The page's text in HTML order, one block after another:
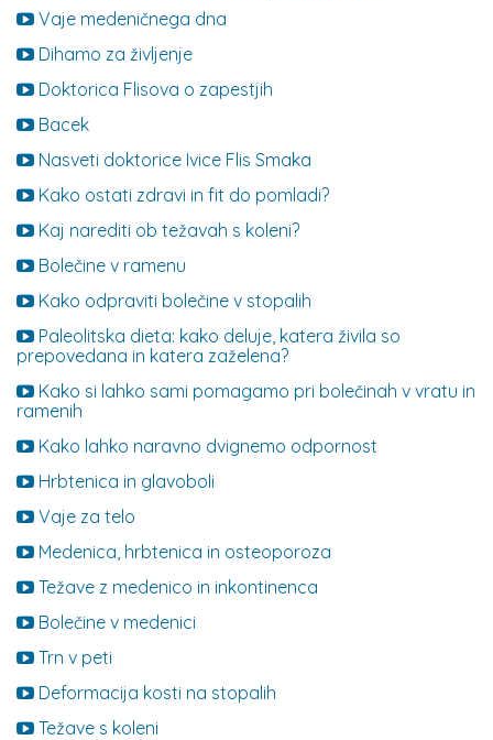
Vaje medeničnega dna
Dihamo za življenje
Doktorica Flisova o zapestjih
Bacek
Nasveti doktorice Ivice Flis Smaka
Kako ostati zdravi in fit do pomladi?
Kaj narediti ob težavah s koleni?
Bolečine v ramenu
Kako odpraviti bolečine v stopalih
Paleolitska dieta: kako deluje, katera živila so
prepovedana in katera zaželena?
Kako si lahko sami pomagamo pri bolečinah v vratu in
ramenih
Kako lahko naravno dvignemo odpornost
Hrbtenica in glavoboli
Vaje za telo
Medenica, hrbtenica in osteoporoza
Težave z medenico in inkontinenca
Bolečine v medenici
Trn v peti
Deformacija kosti na stopalih
Težave s koleni